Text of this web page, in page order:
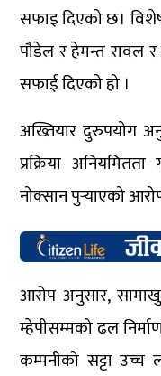
सफाइ दिएको छ।
पौडेल र हेमन्त रावल
सफाई दिएको हो ।
अख्तियार दुरुपयोग
प्रक्रिया
नोक्सान पुर्‍याएको
आरोप अनुसार,
म्हेपीसम्मको ढल
कम्पनीको सट्टा उच्च